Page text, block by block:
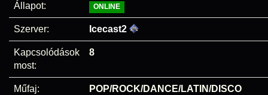
Állapot: ONLINE
Szerver: Icecast2
Kapcsolódások
most:
8
Műfaj: POP/ROCK/DANCE/LATIN/DISCO